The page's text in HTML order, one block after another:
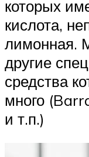
которых
кислота,
лимонная.
другие
средства
много
и т.п.)